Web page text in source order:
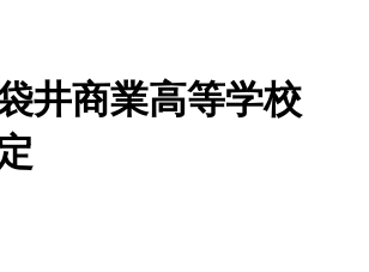
井商業高等学校